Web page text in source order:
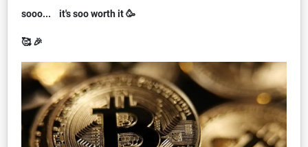
sooo... it's soo worth it 🥳
🥰 🎉